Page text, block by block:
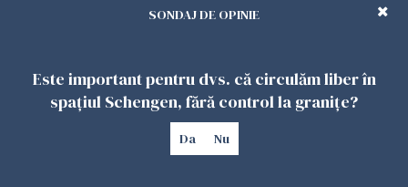
SONDAJ DE OPINIE
Este important pentru dvs. că circulăm liber în
spațiul Schengen, fără control la granițe?
Da Nu